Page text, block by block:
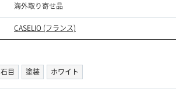
海外取り寄せ品
CASELIO (フランス)
石目 塗装 ホワイト